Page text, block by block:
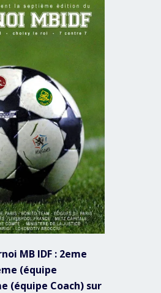
MB IDF : 2eme
(équipe
(équipe Coach) sur